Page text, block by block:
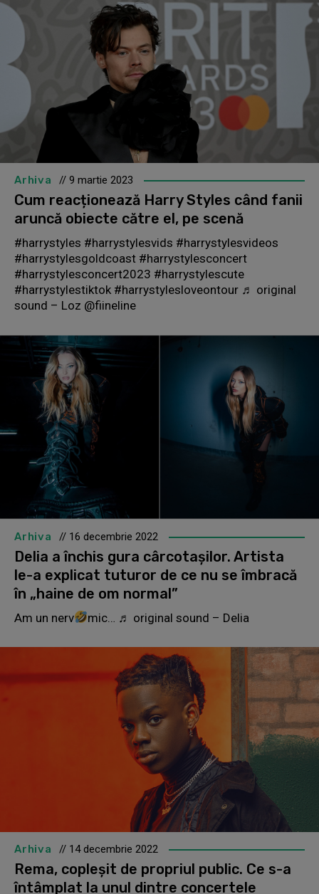
Arhiva // 9 martie 2023
Cum reacționează Harry Styles când fanii
aruncă obiecte către el, pe scenă
#harrystyles #harrystylesvids #harrystylesvideos
#harrystylesgoldcoast #harrystylesconcert
#harrystylesconcert2023 #harrystylescute
#harrystylestiktok #harrystylesloveontour ♬ original
sound – Loz @fiineline
Arhiva // 16 decembrie 2022
Delia a închis gura cârcotașilor. Artista
le-a explicat tuturor de ce nu se îmbracă
în „haine de om normal”
Am un nerv mic… ♬ original sound – Delia
Arhiva // 14 decembrie 2022
Rema, copleșit de propriul public. Ce s-a
întâmplat la unul dintre concertele